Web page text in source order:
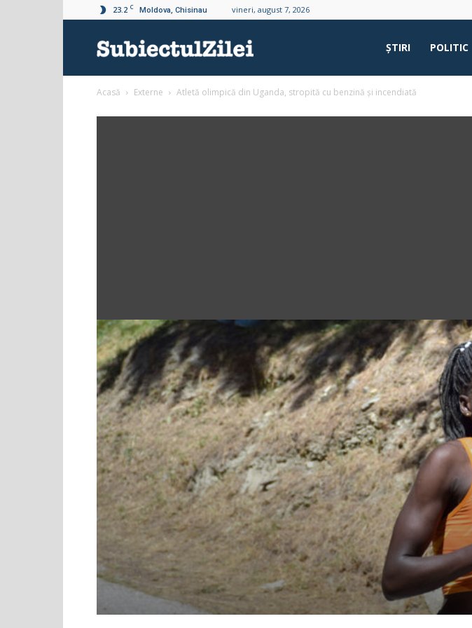
23.2 C Moldova, Chisinau vineri, august 7, 2026
ŞTIRI POLITIC
Acasă Externe Atletă olimpică din Uganda, stropită cu benzină și incendiată